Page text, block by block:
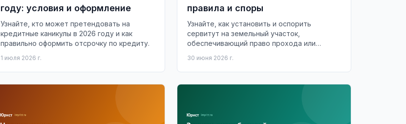
году: условия и оформление
Узнайте, кто может претендовать на
кредитные каникулы в 2026 году и как
правильно оформить отсрочку по кредиту.
1 июля 2026 г.
правила и споры
Узнайте, как установить и оспорить
сервитут на земельный участок,
обеспечивающий право прохода или
30 июня 2026 г.